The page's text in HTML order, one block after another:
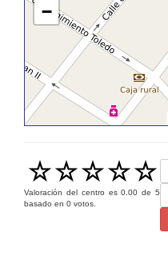
−
Valoración del centro es0.00 de5
basado en 0 votos.